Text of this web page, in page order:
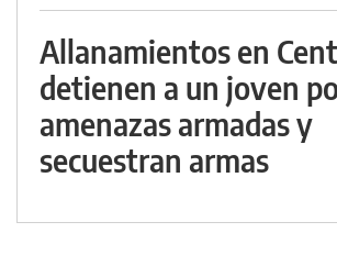
Allanamientos en
detienen a un joven
amenazas armadas y
secuestran armas